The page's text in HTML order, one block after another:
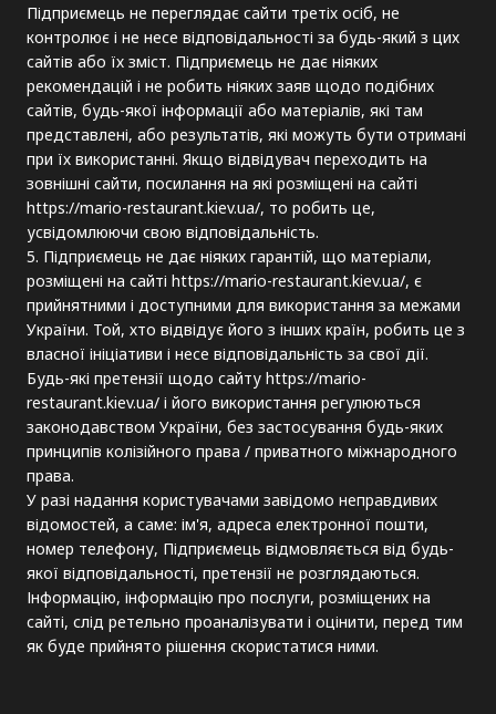
Підприємець не переглядає сайти третіх осіб, не
контролює і не несе відповідальності за будь-який з цих
сайтів або їх зміст. Підприємець не дає ніяких
рекомендацій і не робить ніяких заяв щодо подібних
сайтів, будь-якої інформації або матеріалів, які там
представлені, або результатів, які можуть бути отримані
при їх використанні. Якщо відвідувач переходить на
зовнішні сайти, посилання на які розміщені на сайті
https://mario-restaurant.kiev.ua/, то робить це,
усвідомлюючи свою відповідальність.
5. Підприємець не дає ніяких гарантій, що матеріали,
розміщені на сайті https://mario-restaurant.kiev.ua/, є
прийнятними і доступними для використання за межами
України. Той, хто відвідує його з інших країн, робить це з
власної ініціативи і несе відповідальність за свої дії.
Будь-які претензії щодо сайту https://mario-
restaurant.kiev.ua/ і його використання регулюються
законодавством України, без застосування будь-яких
принципів колізійного права / приватного міжнародного
права.
У разі надання користувачами завідомо неправдивих
відомостей, а саме: ім'я, адреса електронної пошти,
номер телефону, Підприємець відмовляється від будь-
якої відповідальності, претензії не розглядаються.
Інформацію, інформацію про послуги, розміщених на
сайті, слід ретельно проаналізувати і оцінити, перед тим
як буде прийнято рішення скористатися ними.